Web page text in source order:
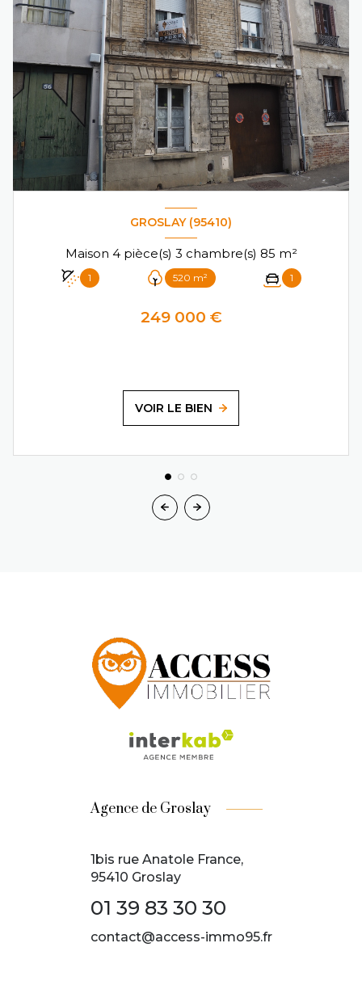
GROSLAY (95410)
Maison 4 pièce(s) 3 chambre(s) 85 m²
1 520 m² 1
249 000 €
VOIR LE BIEN
Agence de Groslay
1bis rue Anatole France,
95410 Groslay
01 39 83 30 30
contact@access-immo95.fr